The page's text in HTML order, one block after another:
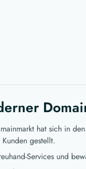
hat sich in
Kunden gestellt.
Services und